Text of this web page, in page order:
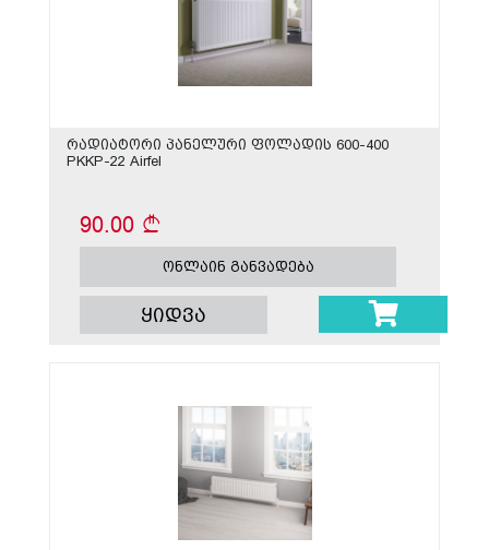
რადიატორი პანელური ფოლადის 600-400
PKKP-22 Airfel
90.00
ონლაინ განვადება
ყიდვა